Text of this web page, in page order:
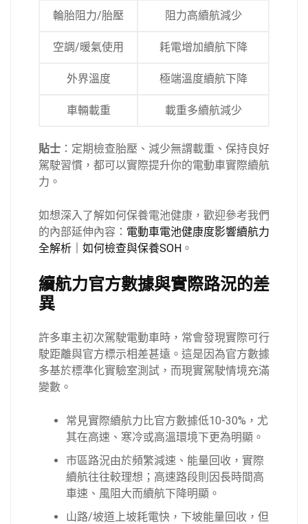
輪胎阻力/胎壓 阻力高續航減少
空調/暖氣使用 耗電增加續航下降
外界溫度 極端溫度續航下降
車輛載重 載重多續航減少
貼士 ：定期檢查胎壓、減少無謂載重、保持良好
駕駛習慣，都可以實際提升你的電動車實際續航
力。
如想深入了解如何保養電池健康，歡迎參考我們
的內部延伸內容： 電動車電池健康度影響續航力
全解析｜如何檢查與保養SOH 。
續航力官方數據與實際路況的差
異
許多車主初次駕駛電動車時，常會發現實際可行
駛距離與官方標示相差甚遠。這是因為官方數據
多基於標準化實驗室測試，而現實駕駛情境充滿
變數。
常見實際續航力比官方數據低10-30%，尤
其在高速、寒冷或高溫環境下更為明顯。
市區路況由於頻繁減速、能量回收，實際
續航往往較理想；高速路段則因長時間高
車速、風阻大而續航下降明顯。
山路/坡道上坡耗電快，下坡能量回收，但